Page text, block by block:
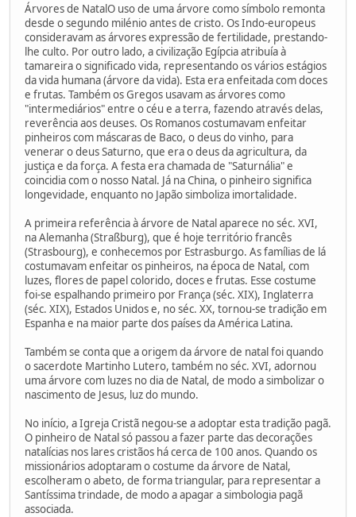
Árvores de NatalO uso de uma árvore como símbolo remonta
desde o segundo milénio antes de cristo. Os Indo-europeus
consideravam as árvores expressão de fertilidade, prestando-
lhe culto. Por outro lado, a civilização Egípcia atribuía à
tamareira o significado vida, representando os vários estágios
da vida humana (árvore da vida). Esta era enfeitada com doces
e frutas. Também os Gregos usavam as árvores como
"intermediários" entre o céu e a terra, fazendo através delas,
reverência aos deuses. Os Romanos costumavam enfeitar
pinheiros com máscaras de Baco, o deus do vinho, para
venerar o deus Saturno, que era o deus da agricultura, da
justiça e da força. A festa era chamada de "Saturnália" e
coincidia com o nosso Natal. Já na China, o pinheiro significa
longevidade, enquanto no Japão simboliza imortalidade.
A primeira referência à árvore de Natal aparece no séc. XVI,
na Alemanha (Straßburg), que é hoje território francês
(Strasbourg), e conhecemos por Estrasburgo. As famílias de lá
costumavam enfeitar os pinheiros, na época de Natal, com
luzes, flores de papel colorido, doces e frutas. Esse costume
foi-se espalhando primeiro por França (séc. XIX), Inglaterra
(séc. XIX), Estados Unidos e, no séc. XX, tornou-se tradição em
Espanha e na maior parte dos países da América Latina.
Também se conta que a origem da árvore de natal foi quando
o sacerdote Martinho Lutero, também no séc. XVI, adornou
uma árvore com luzes no dia de Natal, de modo a simbolizar o
nascimento de Jesus, luz do mundo.
No início, a Igreja Cristã negou-se a adoptar esta tradição pagã.
O pinheiro de Natal só passou a fazer parte das decorações
natalícias nos lares cristãos há cerca de 100 anos. Quando os
missionários adoptaram o costume da árvore de Natal,
escolheram o abeto, de forma triangular, para representar a
Santíssima trindade, de modo a apagar a simbologia pagã
associada.